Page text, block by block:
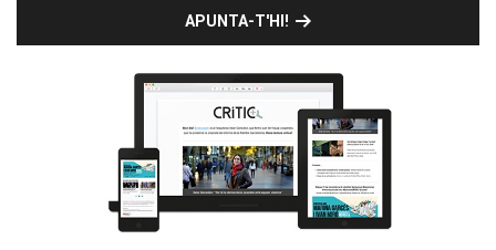
APUNTA-T'HI!